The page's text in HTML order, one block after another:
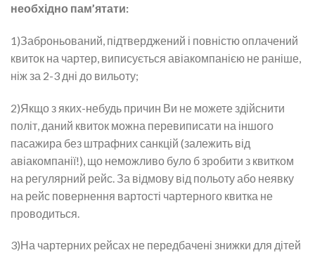
необхідно пам’ятати:
1)Заброньований, підтверджений і повністю оплачений
квиток на чартер, виписується авіакомпанією не раніше,
ніж за 2-3 дні до вильоту;
2)Якщо з яких-небудь причин Ви не можете здійснити
політ, даний квиток можна перевиписати на іншого
пасажира без штрафних санкцій (залежить від
авіакомпанії!), що неможливо було б зробити з квитком
на регулярний рейс. За відмову від польоту або неявку
на рейс повернення вартості чартерного квитка не
проводиться.
3)На чартерних рейсах не передбачені знижки для дітей